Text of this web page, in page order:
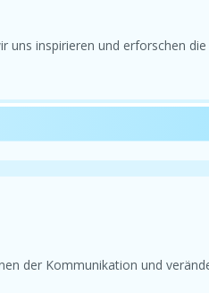
uns inspirieren und erforschen die
der Kommunikation und